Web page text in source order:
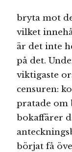
bryta mot
vilket
är det inte
på det.
viktigaste
censuren:
pratade om
bokaffärer
börjat få